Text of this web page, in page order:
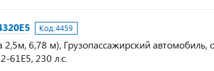
Код:4459
6,78 м), Грузопассажирский автомобиль,
61Е5, 230 л.с.